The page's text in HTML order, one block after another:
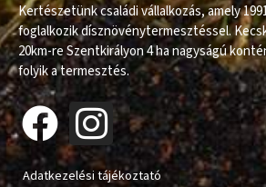
Kertészetünk családi vállalkozás, amely
foglalkozik dísznövénytermesztéssel.
20km-re Szentkirályon 4 ha nagyságú
folyik a termesztés.
Adatkezelési tájékoztató